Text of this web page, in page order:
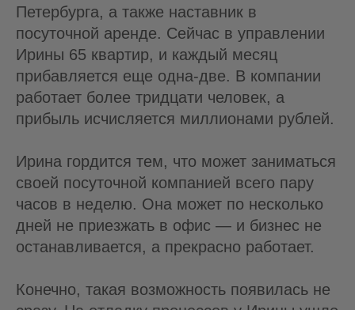
Петербурга, а также наставник в
посуточной аренде. Сейчас в управлении
Ирины 65 квартир, и каждый месяц
прибавляется еще одна-две. В компании
работает более тридцати человек, а
прибыль исчисляется миллионами рублей.
Ирина гордится тем, что может заниматься
своей посуточной компанией всего пару
часов в неделю. Она может по несколько
дней не приезжать в офис — и бизнес не
останавливается, а прекрасно работает.
Конечно, такая возможность появилась не